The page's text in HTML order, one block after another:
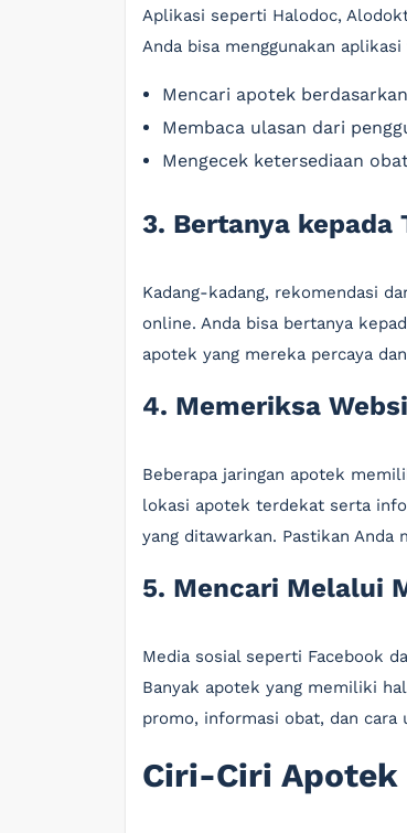
Aplikasi seperti Halodoc,
Anda bisa menggunakan
Mencari apotek
Membaca ulasan dari
Mengecek ketersediaan
3. Bertanya kepada
Kadang-kadang, rekomendasi
online. Anda bisa bertanya
apotek yang mereka percaya
4. Memeriksa
Beberapa jaringan apotek
lokasi apotek terdekat serta
yang ditawarkan. Pastikan Anda
5. Mencari Melalui
Media sosial seperti Facebook
Banyak apotek yang memiliki
promo, informasi obat, dan cara
Ciri-Ciri Apotek